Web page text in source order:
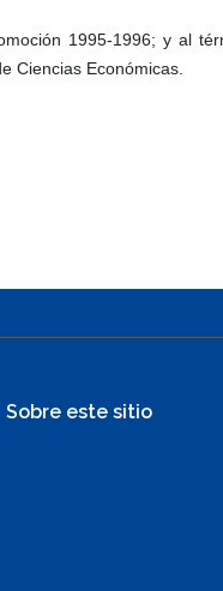
1995-1996; y al
Ciencias Económicas.
Sobre este sitio